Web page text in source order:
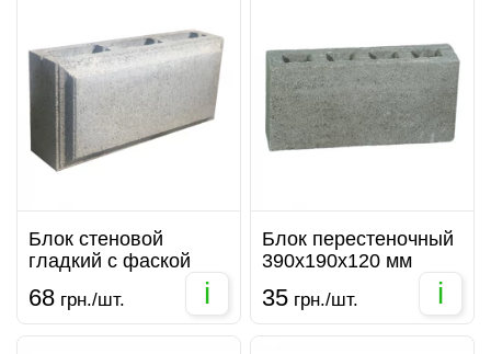
Блок стеновой
гладкий с фаской
68 грн./шт. i
Блок перестеночный
390х190х120 мм
35 грн./шт. i